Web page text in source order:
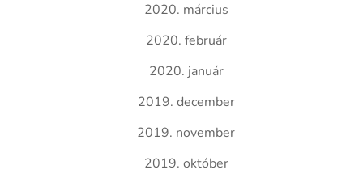
2020. március
2020. február
2020. január
2019. december
2019. november
2019. október